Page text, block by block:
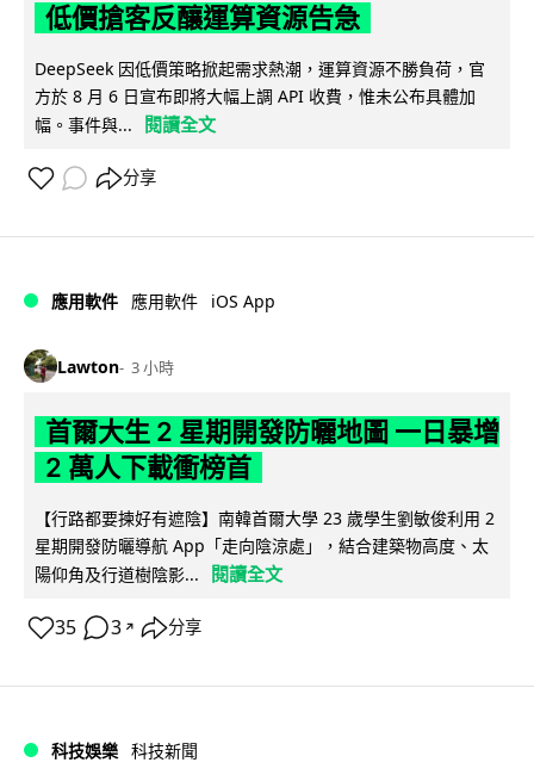
低價搶客反釀運算資源告急
DeepSeek 因低價策略掀起需求熱潮，運算資源不勝負荷，官
方於 8 月 6 日宣布即將大幅上調 API 收費，惟未公布具體加
幅。事件與...
閱讀全文
分享
應用軟件 應用軟件 iOS App
Lawton 3 小時
首爾大生 2 星期開發防曬地圖 一日暴增
2 萬人下載衝榜首
【行路都要揀好有遮陰】南韓首爾大學 23 歲學生劉敏俊利用 2
星期開發防曬導航 App「走向陰涼處」，結合建築物高度、太
陽仰角及行道樹陰影...
閱讀全文
35 3 ↗ 分享
科技娛樂 科技新聞